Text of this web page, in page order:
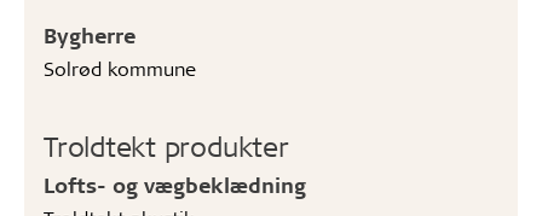
Bygherre
Solrød kommune
Troldtekt produkter
Lofts- og vægbeklædning